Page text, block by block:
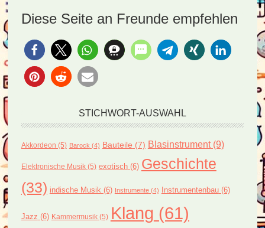
Diese Seite an Freunde empfehlen
STICHWORT-AUSWAHL
Akkordeon (5) Barock(4) Bauteile (7) Blasinstrument(9)
Elektronische Musik(5) exotisch(6) Geschichte
(33) indische Musik(6) Instrumente(4) Instrumentenbau(6)
Jazz (6) Kammermusik(5) Klang (61)